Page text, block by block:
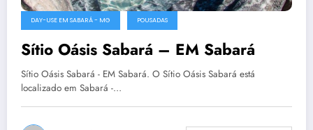
DAY-USE EM SABARÁ - MG POUSADAS
Sítio Oásis Sabará – EM Sabará
Sítio Oásis Sabará - EM Sabará. O Sítio Oásis Sabará está
localizado em Sabará -…